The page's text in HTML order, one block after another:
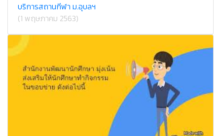
บริการสถานกีฬา ม.อุบลฯ
(1 พฤษภาคม 2563)